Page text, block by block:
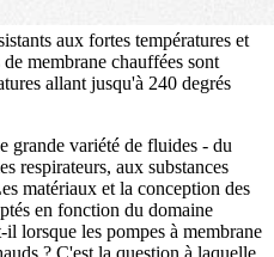
aux fortes températures et
membrane chauffées sont
allant jusqu'à 240 degrés
grande variété de fluides - du
respirateurs, aux substances
matériaux et la conception des
en fonction du domaine
lorsque les pompes à membrane
? C'est la question à laquelle